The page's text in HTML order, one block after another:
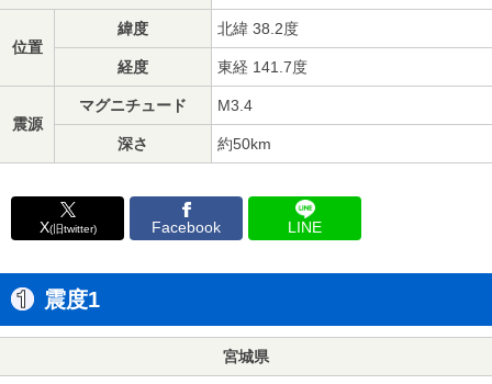
位置
緯度 北緯 38.2度
経度 東経 141.7度
震源
マグニチュード M3.4
深さ 約50km
X(旧twitter) Facebook LINE
震度1
宮城県